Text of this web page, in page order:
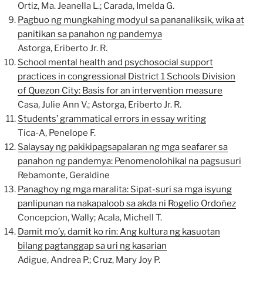
Ortiz, Ma. Jeanella L.; Carada, Imelda G.
Pagbuo ng mungkahing modyul sa pananaliksik, wika at
panitikan sa panahon ng pandemya
Astorga, Eriberto Jr. R.
School mental health and psychosocial support
practices in congressional District 1 Schools Division
of Quezon City: Basis for an intervention measure
Casa, Julie Ann V.; Astorga, Eriberto Jr. R.
Students’ grammatical errors in essay writing
Tica-A, Penelope F.
Salaysay ng pakikipagsapalaran ng mga seafarer sa
panahon ng pandemya: Penomenolohikal na pagsusuri
Rebamonte, Geraldine
Panaghoy ng mga maralita: Sipat-suri sa mga isyung
panlipunan na nakapaloob sa akda ni Rogelio Ordoñez
Concepcion, Wally; Acala, Michell T.
Damit mo’y, damit ko rin: Ang kultura ng kasuotan
bilang pagtanggap sa uri ng kasarian
Adigue, Andrea P.; Cruz, Mary Joy P.